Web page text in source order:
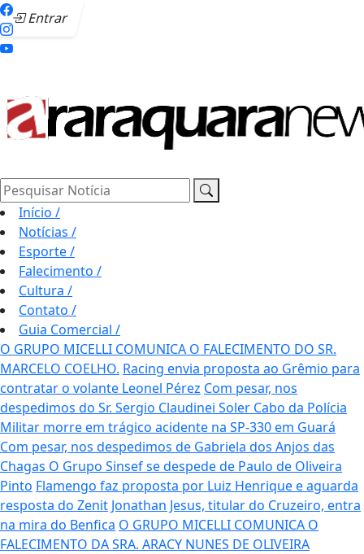
Entrar
Pesquisar Notícia
Início /
Notícias /
Esporte/
Falecimento /
Cultura /
Contato /
Guia Comercial /
O GRUPO MICELLI COMUNICA O FALECIMENTO DO SR.
MARCELO COELHO. Racing envia proposta ao Grêmio para
contratar o volante Leonel Pérez Com pesar, nos
despedimos do Sr. Sergio Claudinei Soler Cabo da Polícia
Militar morre em trágico acidente na SP-330 em Guará
Com pesar, nos despedimos de Gabriela dos Anjos das
Chagas O Grupo Sinsef se despede de Paulo de Oliveira
Pinto Flamengo faz proposta por Luiz Henrique e aguarda
resposta do Zenit Jonathan Jesus, titular do Cruzeiro, entra
na mira do Benfica O GRUPO MICELLI COMUNICA O
FALECIMENTO DA SRA. ARACY NUNES DE OLIVEIRA